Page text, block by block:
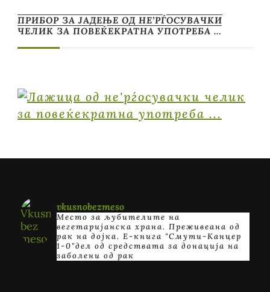
ПРИБОР ЗА ЈАДЕЊЕ ОД НЕ’РЃОСУВАЧКИ
ЧЕЛИК ЗА ПОВЕЌЕКРАТНА УПОТРЕБА …
vkusnobezmeso
Место за љубителите на
вегетаријанска храна. Преживеана од
рак на дојка. E-книга "Смути-Канцер
1-0"дел од средствата за донација на
заболени од рак